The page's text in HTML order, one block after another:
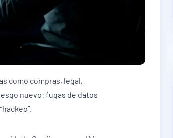
como compras, legal,
nuevo: fugas de datos